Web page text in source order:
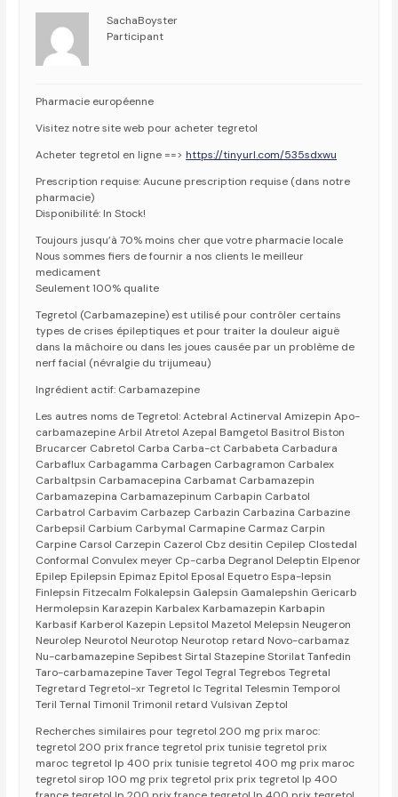
SachaBoyster
Participant
Pharmacie européenne
Visitez notre site web pour acheter tegretol
Acheter tegretol en ligne ==>https://tinyurl.com/535sdxwu
Prescription requise: Aucune prescription requise (dans notre
pharmacie)
Disponibilité: In Stock!
Toujours jusqu’à 70% moins cher que votre pharmacie locale
Nous sommes fiers de fournir a nos clients le meilleur
medicament
Seulement 100% qualite
Tegretol (Carbamazepine) est utilisé pour contrôler certains
types de crises épileptiques et pour traiter la douleur aiguë
dans la mâchoire ou dans les joues causée par un problème de
nerf facial (névralgie du trijumeau)
Ingrédient actif: Carbamazepine
Les autres noms de Tegretol: Actebral Actinerval Amizepin Apo-
carbamazepine Arbil Atretol Azepal Bamgetol Basitrol Biston
Brucarcer Cabretol Carba Carba-ct Carbabeta Carbadura
Carbaflux Carbagamma Carbagen Carbagramon Carbalex
Carbaltpsin Carbamacepina Carbamat Carbamazepin
Carbamazepina Carbamazepinum Carbapin Carbatol
Carbatrol Carbavim Carbazep Carbazin Carbazina Carbazine
Carbepsil Carbium Carbymal Carmapine Carmaz Carpin
Carpine Carsol Carzepin Cazerol Cbz desitin Cepilep Clostedal
Conformal Convulex meyer Cp-carba Degranol Deleptin Elpenor
Epilep Epilepsin Epimaz Epitol Eposal Equetro Espa-lepsin
Finlepsin Fitzecalm Folkalepsin Galepsin Gamalepshin Gericarb
Hermolepsin Karazepin Karbalex Karbamazepin Karbapin
Karbasif Karberol Kazepin Lepsitol Mazetol Melepsin Neugeron
Neurolep Neurotol Neurotop Neurotop retard Novo-carbamaz
Nu-carbamazepine Sepibest Sirtal Stazepine Storilat Tanfedin
Taro-carbamazepine Taver Tegol Tegral Tegrebos Tegretal
Tegretard Tegretol-xr Tegretol lc Tegrital Telesmin Temporol
Teril Ternal Timonil Trimonil retard Vulsivan Zeptol
Recherches similaires pour tegretol 200 mg prix maroc:
tegretol 200 prix france tegretol prix tunisie tegretol prix
maroc tegretol lp 400 prix tunisie tegretol 400 mg prix maroc
tegretol sirop 100 mg prix tegretol prix prix tegretol lp 400